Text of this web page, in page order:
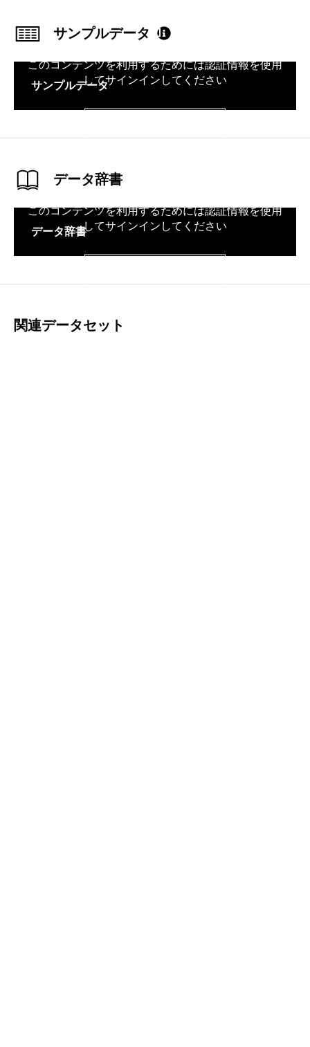
サンプルデータ
サンプルデータ
このコンテンツを利用するためには認証情報を使用
してサインインしてください
データ辞書
データ辞書
このコンテンツを利用するためには認証情報を使用
してサインインしてください
関連データセット